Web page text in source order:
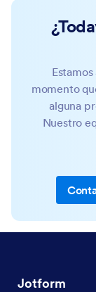
momento
alguna
Nuestro
Jotform